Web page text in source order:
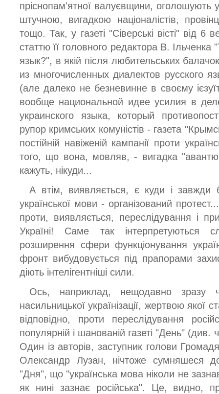
пріснопам'ятної валуєвщини, оголошують
штучною, вигадкою націоналістів,
тощо. Так, у газеті "Сіверські вісті" від
статтю її головного редактора В. Ільченка
язык?", в якій після любительських
из многочисленных диалектов русского
(але далеко не безневинне в своєму
вообще национальной идее усилия в
украинского языка, который
рупор кримських комуністів - газета
постійній навіженій кампанії проти
того, що вона, мовляв, - вигадка
кажуть, нікуди...
А втім, виявляється, є куди і завжди
української мови - організований
проти, виявляється, переслідування і
Україні! Саме так інтерпретуються
розширення сфери функціонування
фронт вибудовується під прапорами
діють інтелігентніші сили.
Ось, наприклад, нещодавно зразу
насильницької українізації, жертвою якої
відповідно, проти переслідування
популярній і шанованій газеті "День"
Один із авторів, заступник голови
Олександр Лузан, нічтоже сумняшеся
"Дня", що "українська мова ніколи не
як нині зазнає російська". Це, видно,